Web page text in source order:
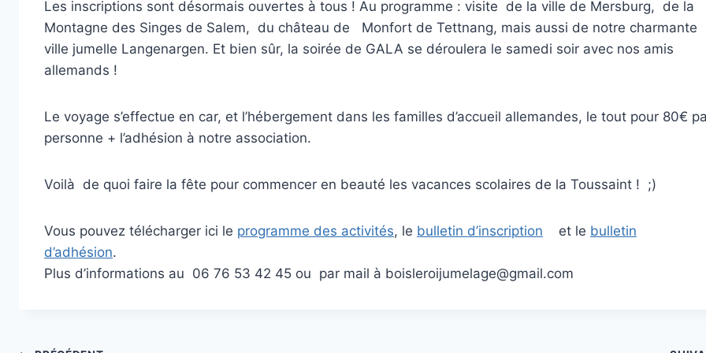
Les inscriptions sont désormais ouvertes à tous ! Au programme : visite de la ville de Mersburg, de la
Montagne des Singes de Salem, du château de Monfort de Tettnang, mais aussi de notre charmante
ville jumelle Langenargen. Et bien sûr, la soirée de GALA se déroulera le samedi soir avec nos amis
allemands !
Le voyage s’effectue en car, et l’hébergement dans les familles d’accueil allemandes, le tout pour 80€
personne + l’adhésion à notre association.
Voilà de quoi faire la fête pour commencer en beauté les vacances scolaires de la Toussaint ! ;)
Vous pouvez télécharger ici le programme des activités, le bulletin d’inscription et le bulletin
d’adhésion.
Plus d’informations au 06 76 53 42 45 ou par mail à boisleroijumelage@gmail.com